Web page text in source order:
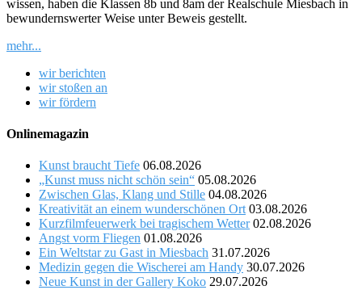
wissen, haben die Klassen 8b und 8am der Realschule Miesbach in
bewundernswerter Weise unter Beweis gestellt.
mehr...
wir berichten
wir stoßen an
wir fördern
Onlinemagazin
Kunst braucht Tiefe 06.08.2026
„Kunst muss nicht schön sein“ 05.08.2026
Zwischen Glas, Klang und Stille 04.08.2026
Kreativität an einem wunderschönen Ort 03.08.2026
Kurzfilmfeuerwerk bei tragischem Wetter 02.08.2026
Angst vorm Fliegen 01.08.2026
Ein Weltstar zu Gast in Miesbach 31.07.2026
Medizin gegen die Wischerei am Handy 30.07.2026
Neue Kunst in der Gallery Koko 29.07.2026